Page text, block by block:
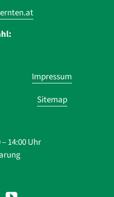
Navigation
überspringen
Impressum
Sitemap
14:00 Uhr